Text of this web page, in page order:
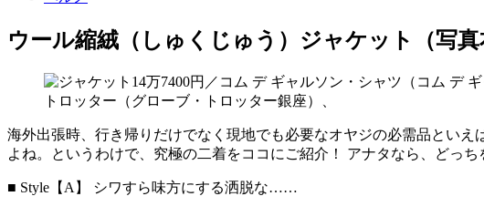
ウール縮絨（しゅくじゅう）ジャケット（写
海外出張時、行き帰りだけでなく現地でも必要なオヤジの必需品とい
よね。というわけで、究極の二着をココにご紹介！ アナタなら、どっち
■ Style【A】 シワすら味方にする洒脱な……